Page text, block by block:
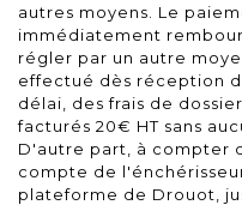
autres moyens. Le
immédiatement
régler par un autre
effectué dès réception
délai, des frais de
facturés 20€ HT sans
D'autre part, à compter
compte de
plateforme de Drouot,